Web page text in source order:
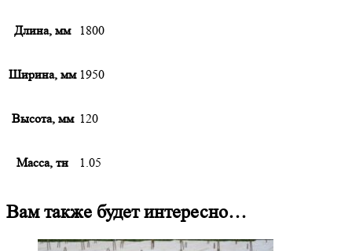
Длина, мм 1800
Ширина, мм 1950
Высота, мм 120
Масса, тн 1.05
Вам также будет интересно…